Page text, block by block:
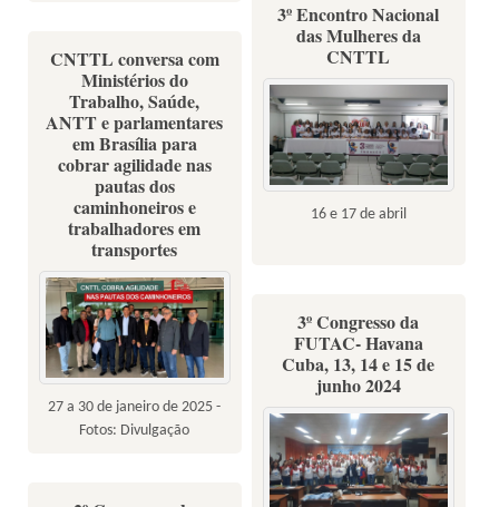
3º Encontro Nacional
das Mulheres da
CNTTL
16 e 17 de abril
CNTTL conversa com
Ministérios do
Trabalho, Saúde,
ANTT e parlamentares
em Brasília para
cobrar agilidade nas
pautas dos
caminhoneiros e
trabalhadores em
transportes
27 a 30 de janeiro de 2025 -
Fotos: Divulgação
3º Congresso da
FUTAC- Havana
Cuba, 13, 14 e 15 de
junho 2024